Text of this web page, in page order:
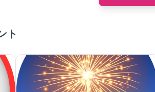
ト